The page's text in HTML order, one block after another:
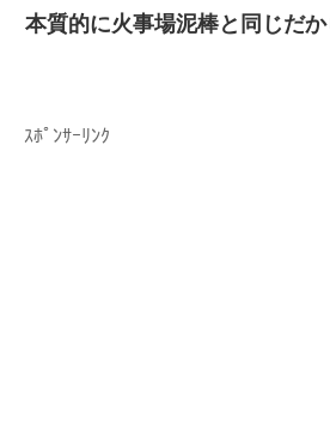
本質的に火事場泥棒と同じだ
ｽﾎﾟﾝｻｰﾘﾝｸ